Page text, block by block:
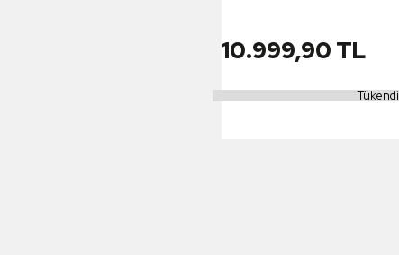
10.999,90 TL
Tükendi